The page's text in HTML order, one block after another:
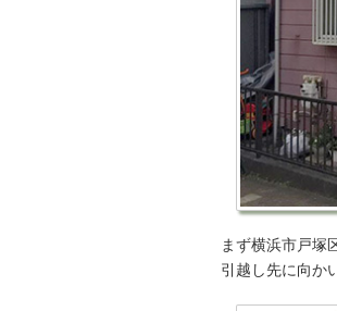
まず横浜市戸塚
引越し先に向か